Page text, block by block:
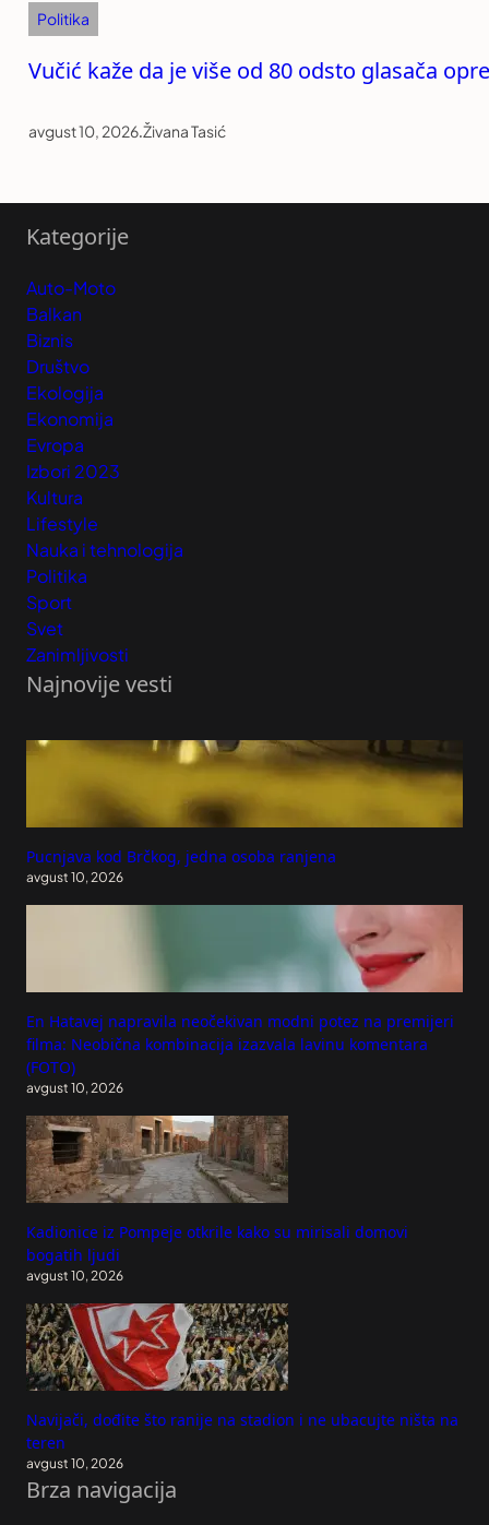
Politika
Vučić kaže da je više od 80 odsto glasača
avgust 10, 2026.Živana Tasić
Kategorije
Auto-Moto
Balkan
Biznis
Društvo
Ekologija
Ekonomija
Evropa
Izbori 2023
Kultura
Lifestyle
Nauka i tehnologija
Politika
Sport
Svet
Zanimljivosti
Najnovije vesti
Pucnjava kod Brčkog, jedna osoba ranjena
avgust 10, 2026
En Hatavej napravila neočekivan modni potez na premijeri
filma: Neobična kombinacija izazvala lavinu komentara
(FOTO)
avgust 10, 2026
Kadionice iz Pompeje otkrile kako su mirisali domovi
bogatih ljudi
avgust 10, 2026
Navijači, dođite što ranije na stadion i ne ubacujte ništa na
teren
avgust 10, 2026
Brza navigacija